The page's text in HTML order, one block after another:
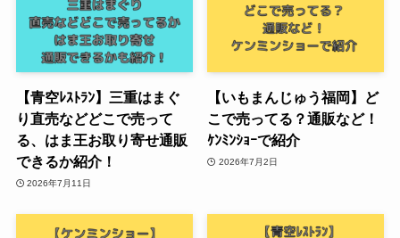
【青空ﾚｽﾄﾗﾝ】三重はまぐ
り直売などどこで売って
る、はま王お取り寄せ通販
できるか紹介！
2026年7月11日
【いもまんじゅう福岡】ど
こで売ってる？通販など！
ｹﾝﾐﾝｼｮｰで紹介
2026年7月2日